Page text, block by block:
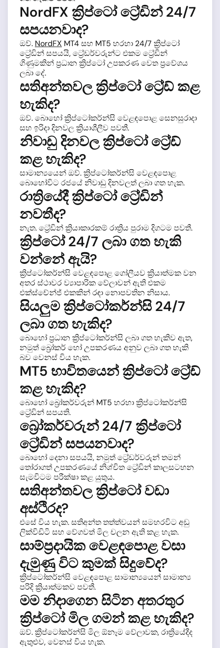
NordFX ක්‍රිප්ටෝ ට්‍රේඩින් 24/7
සපයනවාද?
ඔව්. NordFX MT4 සහ MT5 හරහා 24/7 ක්‍රිප්ටෝ
ට්‍රේඩින් සපයයි, ට්‍රේඩර්වරුන්ට එකම ට්‍රේඩින්
ගිණුමකින් ප්‍රධාන ක්‍රිප්ටෝ උපකරණ වෙත ප්‍රවේශය
ලබා දේ.
සතිඅන්තවල ක්‍රිප්ටෝ ට්‍රේඩ් කළ
හැකිද?
ඔව්. බොහෝ ක්‍රිප්ටෝකර්න්සි වෙළඳපොළ සෙනසුරාදා
සහ ඉරිදා දිනවල ක්‍රියාශීලීව පවතී.
නිවාඩු දිනවල ක්‍රිප්ටෝ ට්‍රේඩ්
කළ හැකිද?
සාමාන්‍යයෙන් ඔව්. ක්‍රිප්ටෝකර්න්සි වෙළඳපොළ
බොහෝවිට රජයේ නිවාඩු දිනවලත් ලබා ගත හැක.
රාත්‍රියේදී ක්‍රිප්ටෝ ට්‍රේඩින්
නවතීද?
නැත. ට්‍රේඩින් ක්‍රියාකාරකම් රාත්‍රිය පුරාම දිගටම පවතී.
ක්‍රිප්ටෝ 24/7 ලබා ගත හැකි
වන්නේ ඇයි?
ක්‍රිප්ටෝකර්න්සි වෙළඳපොළ ගෝලීයව ක්‍රියාත්මක වන
අතර ස්ථාවර ව්‍යාපාරික වේලාවන් ඇති එකම
එක්ස්චේන්ජ් එකකින් රඳා නොපවතින නිසාය.
සියලුම ක්‍රිප්ටෝකර්න්සි 24/7
ලබා ගත හැකිද?
බොහෝ ප්‍රධාන ක්‍රිප්ටෝකර්න්සි ලබා ගත හැකිව ඇත,
නමුත් බ්‍රෝකර් හෝ උපකරණය අනුව ලබා ගත හැකි
බව වෙනස් විය හැක.
MT5 භාවිතයෙන් ක්‍රිප්ටෝ ට්‍රේඩ්
කළ හැකිද?
බොහෝ බ්‍රෝකර්වරුන් MT5 හරහා ක්‍රිප්ටෝකර්න්සි
ට්‍රේඩින් සපයති.
බ්‍රෝකර්වරුන් 24/7 ක්‍රිප්ටෝ
ට්‍රේඩින් සපයනවාද?
බොහෝ දෙනා සපයයි, නමුත් ට්‍රේඩර්වරුන් තමන්
තෝරාගත් උපකරණයේ නිශ්චිත ට්‍රේඩින් කාලසටහන
සැමවිටම පරීක්ෂා කළ යුතුය.
සතිඅන්තවල ක්‍රිප්ටෝ වඩා
අස්ථිරද?
එසේ විය හැක. සතිඅන්ත තත්ත්වයන් සමහරවිට අඩු
ලික්විඩිටි සහ වේගවත් මිල චලන ඇති කළ හැක.
සාම්ප්‍රදායික වෙළඳපොළ වසා
දැමුණු විට කුමක් සිදුවේද?
ක්‍රිප්ටෝකර්න්සි වෙළඳපොළ සාමාන්‍යයෙන් සාමාන්‍ය
පරිදි ක්‍රියාත්මකව පවතී.
මම නිදාගෙන සිටින අතරතුර
ක්‍රිප්ටෝ මිල ගමන් කළ හැකිද?
ඔව්. ක්‍රිප්ටෝකර්න්සි මිල ඕනෑම වේලාවක, රාත්‍රියේදීද
ඇතුළුව, වෙනස් විය හැක.